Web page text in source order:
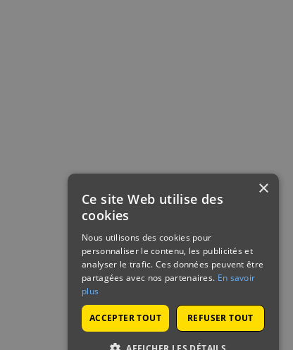
×
Ce site Web utilise des
cookies
Nous utilisons des cookies pour
personnaliser le contenu, les publicités et
analyser le trafic. Ces données peuvent être
partagées avec nos partenaires. En savoir
plus
ACCEPTER TOUT REFUSER TOUT